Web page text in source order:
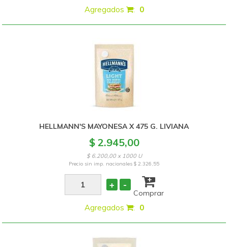
Agregados : 0
HELLMANN'S MAYONESA X 475 G. LIVIANA
$ 2.945,00
$ 6.200,00 x 1000 U
Precio sin imp. nacionales$ 2.326,55
+ -
Comprar
Agregados : 0